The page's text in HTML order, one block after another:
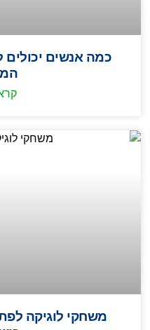
כמה אנשים
משחקי לוגיקה